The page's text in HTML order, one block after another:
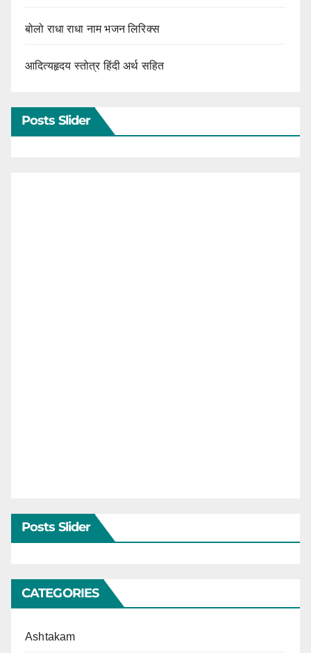
बोलो राधा राधा नाम भजन लिरिक्स
आदित्यहृदय स्तोत्र हिंदी अर्थ सहित
Posts Slider
Posts Slider
CATEGORIES
Ashtakam